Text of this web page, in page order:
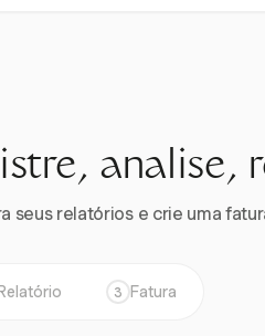
analise,
seus relatórios e crie uma
Relatório 3 Fatura